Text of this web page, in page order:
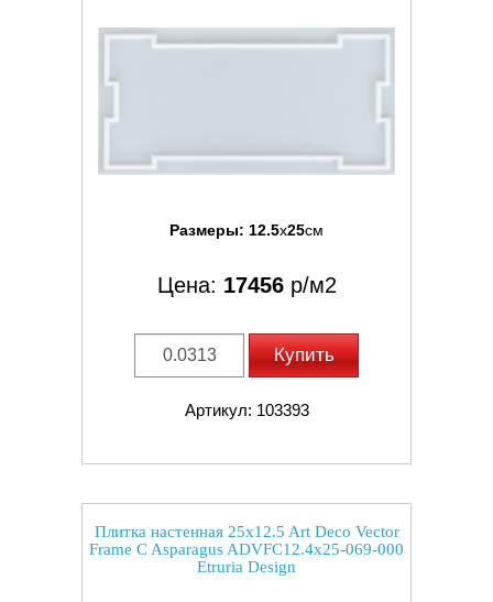
Размеры: 12.5x25см
Цена: 17456р/м2
Купить
Артикул: 103393
Плитка настенная 25x12.5 Art Deco Vector
Frame C Asparagus ADVFC12.4x25-069-000
Etruria Design